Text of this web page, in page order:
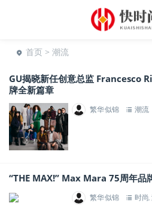
首页 > 潮流
GU揭晓新任创意总监 Francesco
牌全新篇章
繁华似锦 潮流
“THE MAX!” Max Mara 75周年品
繁华似锦 时尚